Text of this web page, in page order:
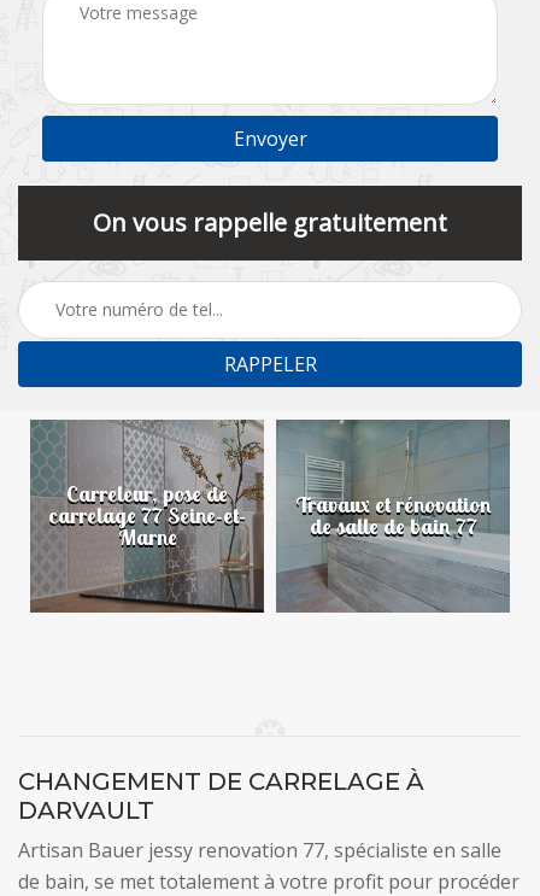
On vous rappelle gratuitement
Carreleur, pose de
carrelage 77 Seine-et-
Marne
Travaux et rénovation
de salle de bain 77
CHANGEMENT DE CARRELAGE À
DARVAULT
Artisan Bauer jessy renovation 77, spécialiste en salle
de bain, se met totalement à votre profit pour procéder